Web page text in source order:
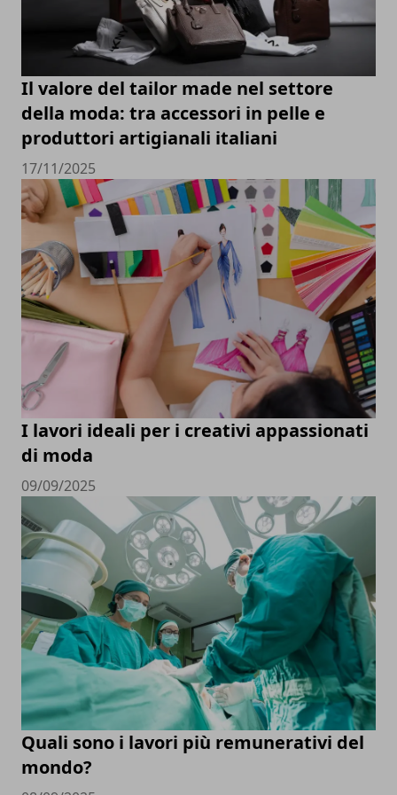
Il valore del tailor made nel settore
della moda: tra accessori in pelle e
produttori artigianali italiani
17/11/2025
I lavori ideali per i creativi appassionati
di moda
09/09/2025
Quali sono i lavori più remunerativi del
mondo?